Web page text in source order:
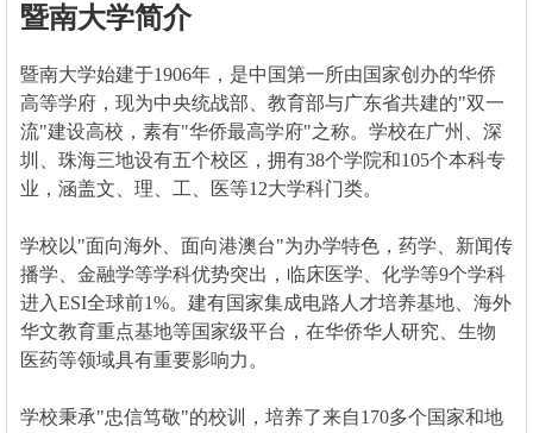
暨南大学简介
暨南大学始建于1906年，是中国第一所由国家创办的华侨
高等学府，现为中央统战部、教育部与广东省共建的"双一
流"建设高校，素有"华侨最高学府"之称。学校在广州、深
圳、珠海三地设有五个校区，拥有38个学院和105个本科专
业，涵盖文、理、工、医等12大学科门类。
学校以"面向海外、面向港澳台"为办学特色，药学、新闻传
播学、金融学等学科优势突出，临床医学、化学等9个学科
进入ESI全球前1%。建有国家集成电路人才培养基地、海外
华文教育重点基地等国家级平台，在华侨华人研究、生物
医药等领域具有重要影响力。
学校秉承"忠信笃敬"的校训，培养了来自170多个国家和地